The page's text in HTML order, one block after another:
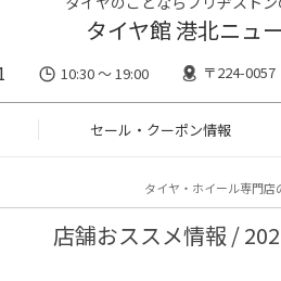
タイヤ館 港北ニュ
10:30 ～ 19:00 〒224-
セール・クーポン情報
タイヤ・ホイール専門店
店舗おススメ情報 /